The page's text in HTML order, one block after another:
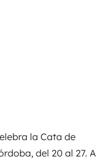
la Cata de
del 20 al 27. A